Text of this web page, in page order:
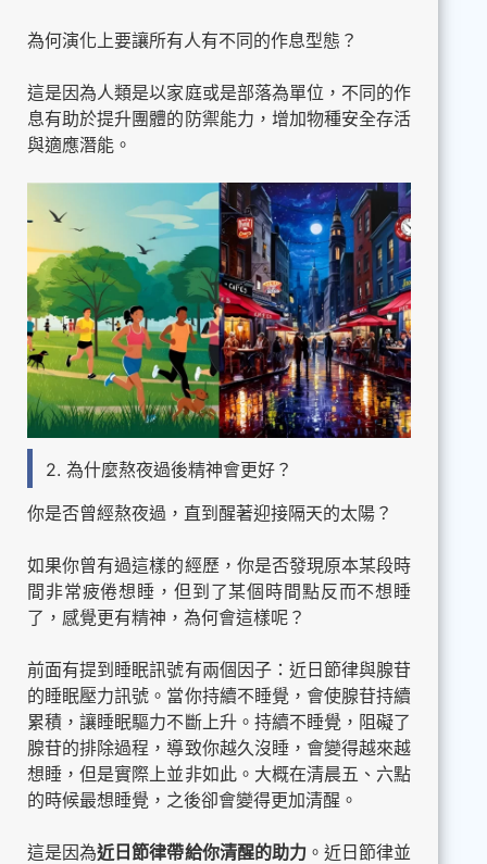
為何演化上要讓所有人有不同的作息型態？
這是因為人類是以家庭或是部落為單位，不同的作
息有助於提升團體的防禦能力，增加物種安全存活
與適應潛能。
2. 為什麼熬夜過後精神會更好？
你是否曾經熬夜過，直到醒著迎接隔天的太陽？
如果你曾有過這樣的經歷，你是否發現原本某段時
間非常疲倦想睡，但到了某個時間點反而不想睡
了，感覺更有精神，為何會這樣呢？
前面有提到睡眠訊號有兩個因子：近日節律與腺苷
的睡眠壓力訊號。當你持續不睡覺，會使腺苷持續
累積，讓睡眠驅力不斷上升。持續不睡覺，阻礙了
腺苷的排除過程，導致你越久沒睡，會變得越來越
想睡，但是實際上並非如此。大概在清晨五、六點
的時候最想睡覺，之後卻會變得更加清醒。
這是因為近日節律帶給你清醒的助力。近日節律並